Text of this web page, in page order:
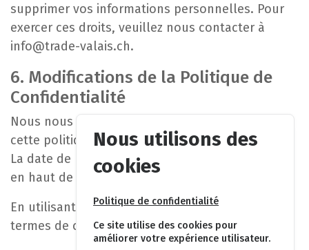
supprimer vos informations personnelles. Pour
exercer ces droits, veuillez nous contacter à
info@trade-valais.ch.
6. Modifications de la Politique de
Confidentialité
Nous nous réservons le droit de mettre à jour
cette politique de confidentialité à tout moment.
La date de la dernière mise à jour sera indiquée
en haut de la page.
En utilisant notre application, vous acceptez les
termes de cette politique de confidentialité.
Nous utilisons des
cookies
Politique de confidentialité
Ce site utilise des cookies pour
améliorer votre expérience utilisateur.